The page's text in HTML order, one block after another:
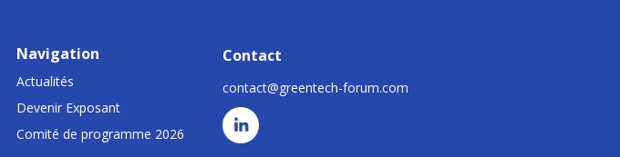
Navigation
Actualités
Devenir Exposant
Comité de programme 2026
Contact
contact@greentech-forum.com